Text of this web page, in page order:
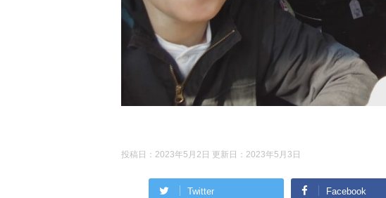
投稿日：2023年5月2日 更新日： 2023年5月3日
Twitter Facebook